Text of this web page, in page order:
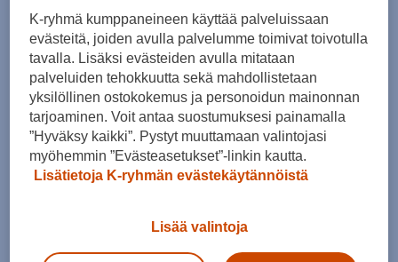
Koko
5 36,5 37 38 39 39,5
40,5
K-ryhmä kumppaneineen käyttää palveluissaan
evästeitä, joiden avulla palvelumme toimivat toivotulla
tavalla. Lisäksi evästeiden avulla mitataan
palveluiden tehokkuutta sekä mahdollistetaan
yksilöllinen ostokokemus ja personoidun mainonnan
tarjoaminen. Voit antaa suostumuksesi painamalla
”Hyväksy kaikki”. Pystyt muuttamaan valintojasi
myöhemmin ”Evästeasetukset”-linkin kautta.
Lisätietoja K-ryhmän evästekäytännöistä
Lisää valintoja